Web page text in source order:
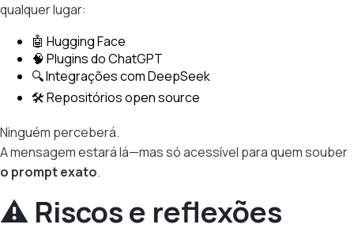
qualquer lugar:
🤖 Hugging Face
🧠 Plugins do ChatGPT
🔍 Integrações com DeepSeek
🛠️ Repositórios open source
Ninguém perceberá.
A mensagem estará lá—mas só acessível para quem souber
o prompt exato.
⚠️ Riscos e reflexões